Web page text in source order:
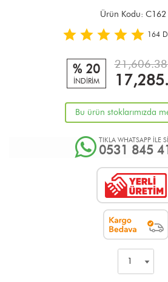
Ürün Kodu: C162
164
% 20
İNDİRİM
21,606.38
Bu ürün stoklarımızda
TIKLA WHATSAPP İLE
0531 845